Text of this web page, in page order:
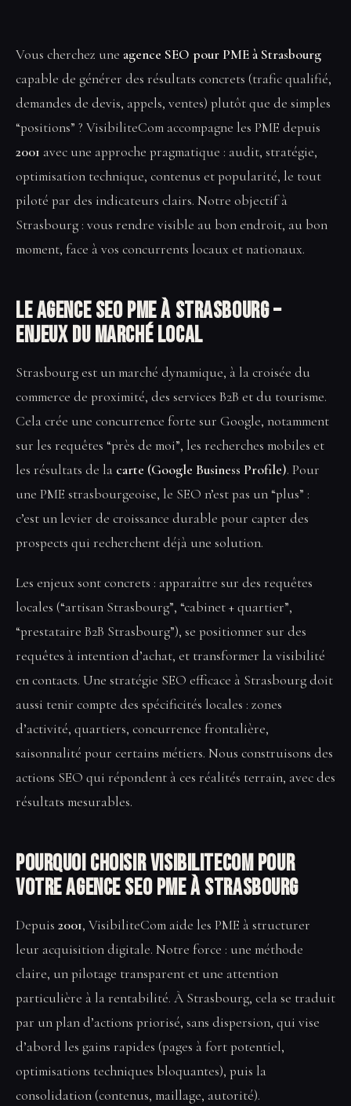
Vous cherchez une agence SEO pour PME à Strasbourg
capable de générer des résultats concrets (trafic qualifié,
demandes de devis, appels, ventes) plutôt que de simples
“positions” ? VisibiliteCom accompagne les PME depuis
2001 avec une approche pragmatique : audit, stratégie,
optimisation technique, contenus et popularité, le tout
piloté par des indicateurs clairs. Notre objectif à
Strasbourg : vous rendre visible au bon endroit, au bon
moment, face à vos concurrents locaux et nationaux.
Le Agence SEO PME à Strasbourg –
enjeux du marché local
Strasbourg est un marché dynamique, à la croisée du
commerce de proximité, des services B2B et du tourisme.
Cela crée une concurrence forte sur Google, notamment
sur les requêtes “près de moi”, les recherches mobiles et
les résultats de la carte (Google Business Profile). Pour
une PME strasbourgeoise, le SEO n’est pas un “plus” :
c’est un levier de croissance durable pour capter des
prospects qui recherchent déjà une solution.
Les enjeux sont concrets : apparaître sur des requêtes
locales (“artisan Strasbourg”, “cabinet + quartier”,
“prestataire B2B Strasbourg”), se positionner sur des
requêtes à intention d’achat, et transformer la visibilité
en contacts. Une stratégie SEO efficace à Strasbourg doit
aussi tenir compte des spécificités locales : zones
d’activité, quartiers, concurrence frontalière,
saisonnalité pour certains métiers. Nous construisons des
actions SEO qui répondent à ces réalités terrain, avec des
résultats mesurables.
Pourquoi choisir VisibiliteCom pour
votre Agence SEO PME à Strasbourg
Depuis 2001, VisibiliteCom aide les PME à structurer
leur acquisition digitale. Notre force : une méthode
claire, un pilotage transparent et une attention
particulière à la rentabilité. À Strasbourg, cela se traduit
par un plan d’actions priorisé, sans dispersion, qui vise
d’abord les gains rapides (pages à fort potentiel,
optimisations techniques bloquantes), puis la
consolidation (contenus, maillage, autorité).